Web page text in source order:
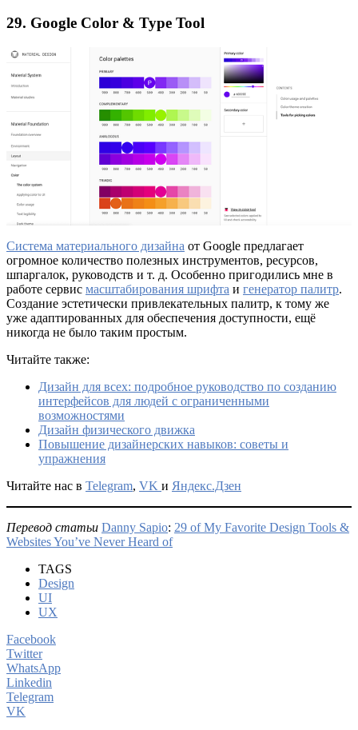
29. Google Color & Type Tool
Система материального дизайна от Google предлагает
огромное количество полезных инструментов, ресурсов,
шпаргалок, руководств и т. д. Особенно пригодились мне в
работе сервис масштабирования шрифта и генератор палитр.
Создание эстетически привлекательных палитр, к тому же
уже адаптированных для обеспечения доступности, ещё
никогда не было таким простым.
Читайте также:
Дизайн для всех: подробное руководство по созданию
интерфейсов для людей с ограниченными
возможностями
Дизайн физического движка
Повышение дизайнерских навыков: советы и
упражнения
Читайте нас в Telegram, VK и Яндекс.Дзен
Перевод статьи Danny Sapio: 29 of My Favorite Design Tools &
Websites You’ve Never Heard of
TAGS
Design
UI
UX
Facebook
Twitter
WhatsApp
Linkedin
Telegram
VK